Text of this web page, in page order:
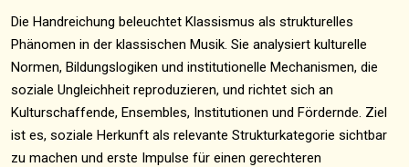
Die Handreichung beleuchtet Klassismus als strukturelles
Phänomen in der klassischen Musik. Sie analysiert kulturelle
Normen, Bildungslogiken und institutionelle Mechanismen, die
soziale Ungleichheit reproduzieren, und richtet sich an
Kulturschaffende, Ensembles, Institutionen und Fördernde. Ziel
ist es, soziale Herkunft als relevante Strukturkategorie sichtbar
zu machen und erste Impulse für einen gerechteren